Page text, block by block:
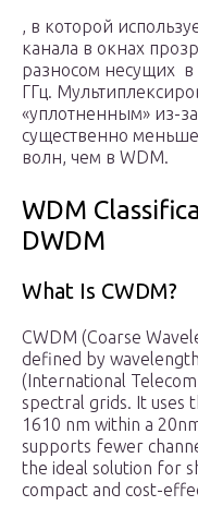
, в которой
канала в окнах
разносом несущих в
ГГц.
«уплотненным» из-
существенно
волн, чем в WDM.
WDM
DWDM
What Is CWDM?
CWDM (Coarse
defined by
(International
spectral grids. It uses
1610 nm within a
supports fewer
the ideal solution for
compact and cost-